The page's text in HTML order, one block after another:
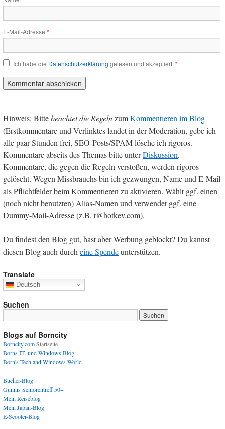
E-Mail-Adresse *
Ich habe die Datenschutzerklärung gelesen und akzeptiert. *
Hinweis: Bittebeachtet die RegelnzumKommentieren im Blog
(Erstkommentare und Verlinktes landet in der Moderation, gebe ich
alle paar Stunden frei, SEO-Posts/SPAM lösche ich rigoros.
Kommentare abseits des Themas bitte unterDiskussion.
Kommentare, die gegen die Regeln verstoßen, werden rigoros
gelöscht. Wegen Missbrauchs bin ich gezwungen, Name und E-Mail
als Pflichtfelder beim Kommentieren zu aktivieren. Wählt ggf. einen
(noch nicht benutzten) Alias-Namen und verwendet ggf. eine
Dummy-Mail-Adresse (z.B. t@hotkev.com).
Du findest den Blog gut, hast aber Werbung geblockt? Du kannst
diesen Blog auch durcheine Spendeunterstützen.
Translate
Deutsch
Suchen
Blogs auf Borncity
Borncity.comStartseite
Borns IT- und Windows Blog
Born's Tech and Windows World
Bücher-Blog
Günnis Seniorentreff 50+
Mein Reiseblog
Mein Japan-Blog
E-Scooter-Blog